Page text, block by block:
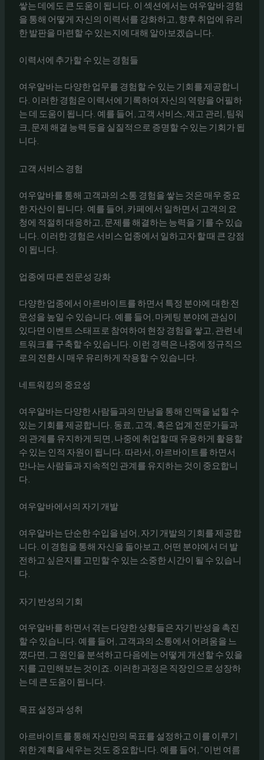
쌓는 데에도 큰 도움이 됩니다. 이 섹션에서는 여우알바 경험
을 통해 어떻게 자신의 이력서를 강화하고, 향후 취업에 유리
한 발판을 마련할 수 있는지에 대해 알아보겠습니다.
이력서에 추가할 수 있는 경험들
여우알바는 다양한 업무를 경험할 수 있는 기회를 제공합니
다. 이러한 경험은 이력서에 기록하여 자신의 역량을 어필하
는 데 도움이 됩니다. 예를 들어, 고객 서비스, 재고 관리, 팀워
크, 문제 해결 능력 등을 실질적으로 증명할 수 있는 기회가 됩
니다.
고객 서비스 경험
여우알바를 통해 고객과의 소통 경험을 쌓는 것은 매우 중요
한 자산이 됩니다. 예를 들어, 카페에서 일하면서 고객의 요
청에 적절히 대응하고, 문제를 해결하는 능력을 기를 수 있습
니다. 이러한 경험은 서비스 업종에서 일하고자 할 때 큰 강점
이 됩니다.
업종에 따른 전문성 강화
다양한 업종에서 아르바이트를 하면서 특정 분야에 대한 전
문성을 높일 수 있습니다. 예를 들어, 마케팅 분야에 관심이
있다면 이벤트 스태프로 참여하여 현장 경험을 쌓고, 관련 네
트워크를 구축할 수 있습니다. 이런 경력은 나중에 정규직으
로의 전환 시 매우 유리하게 작용할 수 있습니다.
네트워킹의 중요성
여우알바는 다양한 사람들과의 만남을 통해 인맥을 넓힐 수
있는 기회를 제공합니다. 동료, 고객, 혹은 업계 전문가들과
의 관계를 유지하게 되면, 나중에 취업할 때 유용하게 활용할
수 있는 인적 자원이 됩니다. 따라서, 아르바이트를 하면서
만나는 사람들과 지속적인 관계를 유지하는 것이 중요합니
다.
여우알바에서의 자기 개발
여우알바는 단순한 수입을 넘어, 자기 개발의 기회를 제공합
니다. 이 경험을 통해 자신을 돌아보고, 어떤 분야에서 더 발
전하고 싶은지를 고민할 수 있는 소중한 시간이 될 수 있습니
다.
자기 반성의 기회
여우알바를 하면서 겪는 다양한 상황들은 자기 반성을 촉진
할 수 있습니다. 예를 들어, 고객과의 소통에서 어려움을 느
꼈다면, 그 원인을 분석하고 다음에는 어떻게 개선할 수 있을
지를 고민해보는 것이죠. 이러한 과정은 직장인으로 성장하
는 데 큰 도움이 됩니다.
목표 설정과 성취
아르바이트를 통해 자신만의 목표를 설정하고 이를 이루기
위한 계획을 세우는 것도 중요합니다. 예를 들어, “이번 여름